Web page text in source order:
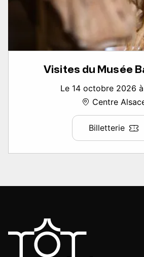
Visites du Musée
Le 14 octobre 2026
Centre
Billetterie